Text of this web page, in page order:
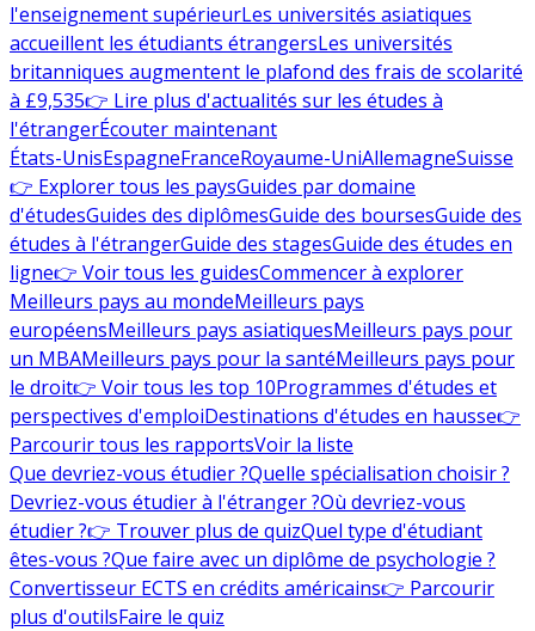
l'enseignement supérieurLes universités asiatiques
accueillent les étudiants étrangersLes universités
britanniques augmentent le plafond des frais de scolarité
à £9,535👉 Lire plus d'actualités sur les études à
l'étrangerÉcouter maintenant
États-UnisEspagneFranceRoyaume-UniAllemagneSuisse
👉 Explorer tous les paysGuides par domaine
d'étudesGuides des diplômesGuide des boursesGuide des
études à l'étrangerGuide des stagesGuide des études en
ligne👉 Voir tous les guidesCommencer à explorer
Meilleurs pays au mondeMeilleurs pays
européensMeilleurs pays asiatiquesMeilleurs pays pour
un MBAMeilleurs pays pour la santéMeilleurs pays pour
le droit👉 Voir tous les top 10Programmes d'études et
perspectives d'emploiDestinations d'études en hausse👉
Parcourir tous les rapportsVoir la liste
Que devriez-vous étudier ?Quelle spécialisation choisir ?
Devriez-vous étudier à l'étranger ?Où devriez-vous
étudier ?👉 Trouver plus de quizQuel type d'étudiant
êtes-vous ?Que faire avec un diplôme de psychologie ?
Convertisseur ECTS en crédits américains👉 Parcourir
plus d'outilsFaire le quiz